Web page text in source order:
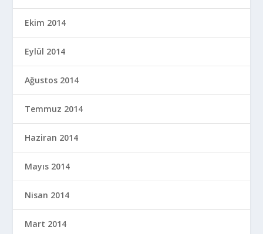
Ekim 2014
Eylül 2014
Ağustos 2014
Temmuz 2014
Haziran 2014
Mayıs 2014
Nisan 2014
Mart 2014